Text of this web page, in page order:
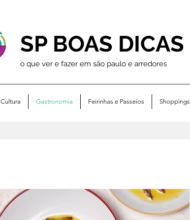
SP BOAS DICAS
o que ver e fazer em são paulo e arredores
Cultura Gastronomia Feirinhas e Passeios Shoppings